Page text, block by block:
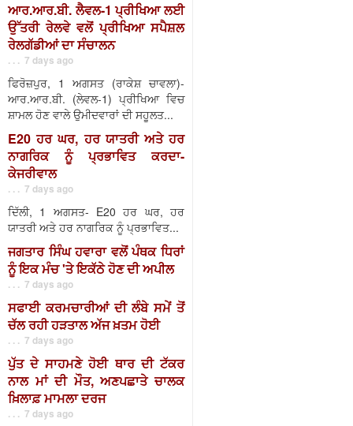
ਆਰ.ਆਰ.ਬੀ. ਲੈਵਲ-1 ਪ੍ਰੀਖਿਆ ਲਈ
ਉੱਤਰੀ ਰੇਲਵੇ ਵਲੋਂ ਪ੍ਰੀਖਿਆ ਸਪੈਸ਼ਲ
ਰੇਲਗੱਡੀਆਂ ਦਾ ਸੰਚਾਲਨ
. . . 7 days ago
ਫਿਰੋਜ਼ਪੁਰ, 1 ਅਗਸਤ (ਰਾਕੇਸ਼ ਚਾਵਲਾ)-
ਆਰ.ਆਰ.ਬੀ. (ਲੇਵਲ-1) ਪ੍ਰੀਖਿਆ ਵਿਚ
ਸ਼ਾਮਲ ਹੋਣ ਵਾਲੇ ਉਮੀਦਵਾਰਾਂ ਦੀ ਸਹੂਲਤ...
E20 ਹਰ ਘਰ, ਹਰ ਯਾਤਰੀ ਅਤੇ ਹਰ
ਨਾਗਰਿਕ ਨੂੰ ਪ੍ਰਭਾਵਿਤ ਕਰਦਾ-
ਕੇਜਰੀਵਾਲ
. . . 7 days ago
ਦਿੱਲੀ, 1 ਅਗਸਤ- E20 ਹਰ ਘਰ, ਹਰ
ਯਾਤਰੀ ਅਤੇ ਹਰ ਨਾਗਰਿਕ ਨੂੰ ਪ੍ਰਭਾਵਿਤ...
ਜਗਤਾਰ ਸਿੰਘ ਹਵਾਰਾ ਵਲੋਂ ਪੰਥਕ ਧਿਰਾਂ
ਨੂੰ ਇਕ ਮੰਚ 'ਤੇ ਇਕੱਠੇ ਹੋਣ ਦੀ ਅਪੀਲ
. . . 7 days ago
ਸਫਾਈ ਕਰਮਚਾਰੀਆਂ ਦੀ ਲੰਬੇ ਸਮੇਂ ਤੋਂ
ਚੱਲ ਰਹੀ ਹੜਤਾਲ ਅੱਜ ਖ਼ਤਮ ਹੋਈ
. . . 7 days ago
ਪੁੱਤ ਦੇ ਸਾਹਮਣੇ ਹੋਈ ਥਾਰ ਦੀ ਟੱਕਰ
ਨਾਲ ਮਾਂ ਦੀ ਮੌਤ, ਅਣਪਛਾਤੇ ਚਾਲਕ
ਖ਼ਿਲਾਫ਼ ਮਾਮਲਾ ਦਰਜ
. . . 7 days ago